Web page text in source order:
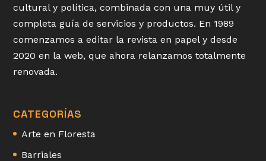
cultural y política, combinada con una muy útil y
completa guía de servicios y productos. En 1989
comenzamos a editar la revista en papel y desde
2020 en la web, que ahora relanzamos totalmente
renovada.
CATEGORÍAS
Arte en Floresta
Barriales